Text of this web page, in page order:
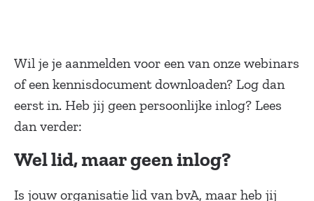
Wil je je aanmelden voor een van onze webinars
of een kennisdocument downloaden? Log dan
eerst in. Heb jij geen persoonlijke inlog? Lees
dan verder:
Wel lid, maar geen inlog?
Is jouw organisatie lid van bvA, maar heb jij